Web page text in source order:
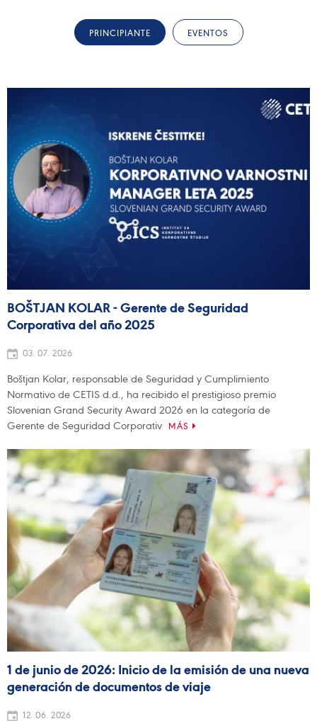
PRINCIPIANTE EVENTOS
BOŠTJAN KOLAR - Gerente de Seguridad
Corporativa del año 2025
03. 07. 2026
Boštjan Kolar, responsable de Seguridad y Cumplimiento
Normativo de CETIS d.d., ha recibido el prestigioso premio
Slovenian Grand Security Award 2026 en la categoría de
Gerente de Seguridad Corporativ
MÁS
1 de junio de 2026: Inicio de la emisión de una nueva
generación de documentos de viaje
12. 06. 2026